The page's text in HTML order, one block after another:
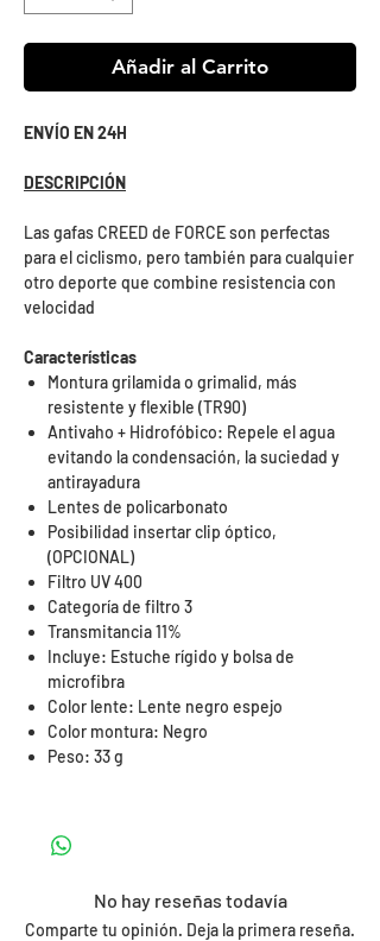
Añadir al Carrito
ENVÍO EN 24H
DESCRIPCIÓN
Las gafas CREED de FORCE son perfectas
para el ciclismo, pero también para cualquier
otro deporte que combine resistencia con
velocidad
Características
Montura grilamida o grimalid, más
resistente y flexible (TR90)
Antivaho + Hidrofóbico: Repele el agua
evitando la condensación, la suciedad y
antirayadura
Lentes de policarbonato
Posibilidad insertar clip óptico,
(OPCIONAL)
Filtro UV 400
Categoría de filtro 3
Transmitancia 11%
Incluye: Estuche rígido y bolsa de
microfibra
Color lente: Lente negro espejo
Color montura: Negro
Peso: 33 g
No hay reseñas todavía
Comparte tu opinión. Deja la primera reseña.